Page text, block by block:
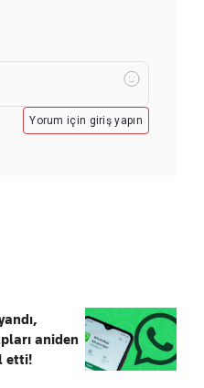
Yorum için giriş yapın
aniden
etti!